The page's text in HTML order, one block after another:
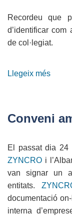
Recordeu que
d’identificar
de col·legiat.
Llegeix més
Conveni
El passat dia 24
ZYNCRO i
van signar un
entitats.
documentació
interna